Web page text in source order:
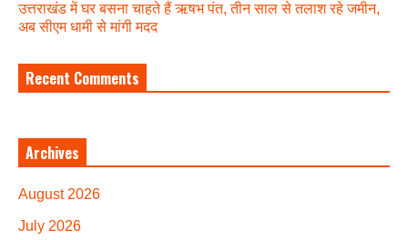
उत्तराखंड में घर बसना चाहते हैं ऋषभ पंत, तीन साल से तलाश रहे जमीन,
अब सीएम धामी से मांगी मदद
Recent Comments
Archives
August 2026
July 2026